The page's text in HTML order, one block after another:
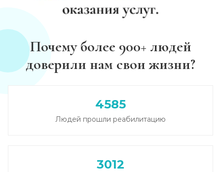
Записаться
Диагностика алкоголизма
от 750 ₽ Записаться
Экстренное вытрезвление
Прокапаться от алкоголя
Почему более 900+ людей
доверили нам свои жизни?
4585
Людей прошли реабилитацию
3012